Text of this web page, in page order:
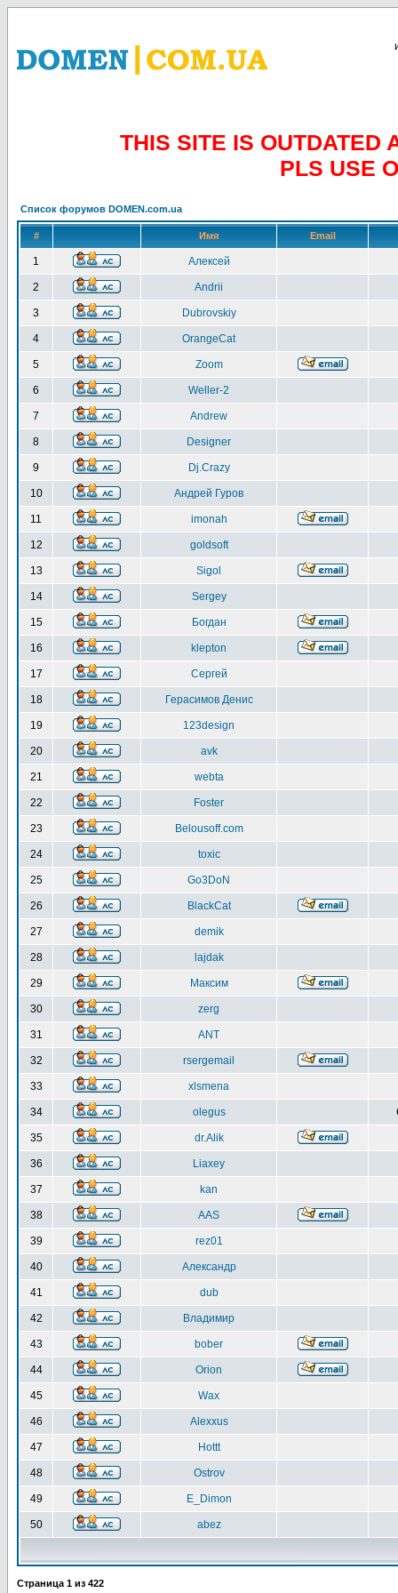
THIS SITE IS OUTDATED
PLS USE
Список форумов DOMEN.com.ua
# Имя Email
1 Алексей
2 Andrii
3 Dubrovskiy
4 OrangeCat
5 Zoom
6 Weller-2
7 Andrew
8 Designer
9 Dj.Crazy
10 Андрей Гуров
11 imonah
12 goldsoft
13 Sigol
14 Sergey
15 Богдан
16 klepton
17 Сергей
18 Герасимов Денис
19 123design
20 avk
21 webta
22 Foster
23 Belousoff.com
24 toxic
25 Go3DoN
26 BlackCat
27 demik
28 lajdak
29 Максим
30 zerg
31 ANT
32 rsergemail
33 xlsmena
34 olegus
35 dr.Alik
36 Liaxey
37 kan
38 AAS
39 rez01
40 Александр
41 dub
42 Владимир
43 bober
44 Orion
45 Wax
46 Alexxus
47 Hottt
48 Ostrov
49 E_Dimon
50 abez
Страница 1 из 422